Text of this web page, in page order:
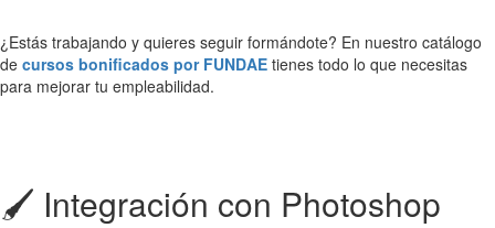
¿Estás trabajando y quieres seguir formándote? En nuestro catálogo
de cursos bonificados por FUNDAE tienes todo lo que necesitas
para mejorar tu empleabilidad.
🖌️ Integración con Photoshop